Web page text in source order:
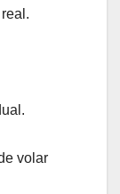
volar